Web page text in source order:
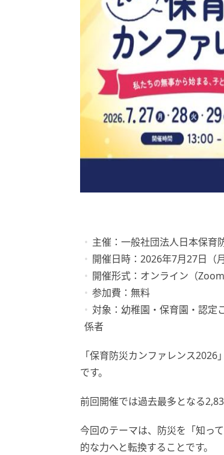
主催：一般社団法人日本保育
開催日時：2026年7月27日（
開催形式：オンライン（
参加費：無料
対象：幼稚園・保育園・認定
係者
「保育防災カンファレンス
です。
前回開催では過去最多となる
今回のテーマは、防災を「知っ
的な力へと転換することです。